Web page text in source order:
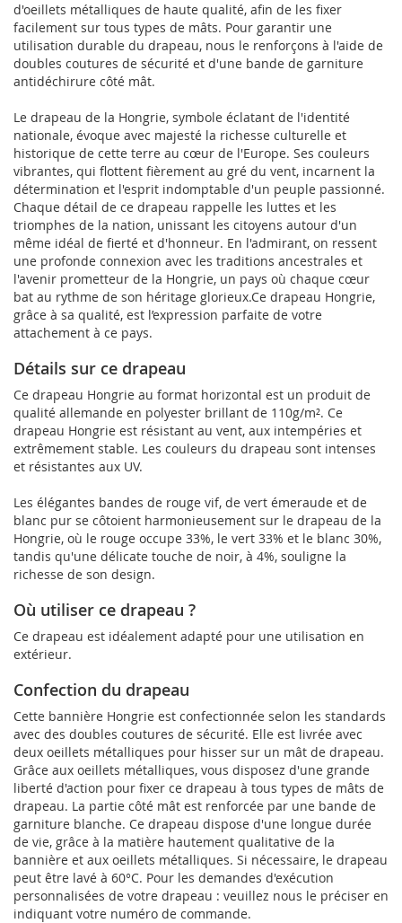
d'oeillets métalliques de haute qualité, afin de les fixer
facilement sur tous types de mâts. Pour garantir une
utilisation durable du drapeau, nous le renforçons à l'aide de
doubles coutures de sécurité et d'une bande de garniture
antidéchirure côté mât.
Le drapeau de la Hongrie, symbole éclatant de l'identité
nationale, évoque avec majesté la richesse culturelle et
historique de cette terre au cœur de l'Europe. Ses couleurs
vibrantes, qui flottent fièrement au gré du vent, incarnent la
détermination et l'esprit indomptable d'un peuple passionné.
Chaque détail de ce drapeau rappelle les luttes et les
triomphes de la nation, unissant les citoyens autour d'un
même idéal de fierté et d'honneur. En l'admirant, on ressent
une profonde connexion avec les traditions ancestrales et
l'avenir prometteur de la Hongrie, un pays où chaque cœur
bat au rythme de son héritage glorieux.Ce drapeau Hongrie,
grâce à sa qualité, est l’expression parfaite de votre
attachement à ce pays.
Détails sur ce drapeau
Ce drapeau Hongrie au format horizontal est un produit de
qualité allemande en polyester brillant de 110g/m². Ce
drapeau Hongrie est résistant au vent, aux intempéries et
extrêmement stable. Les couleurs du drapeau sont intenses
et résistantes aux UV.
Les élégantes bandes de rouge vif, de vert émeraude et de
blanc pur se côtoient harmonieusement sur le drapeau de la
Hongrie, où le rouge occupe 33%, le vert 33% et le blanc 30%,
tandis qu'une délicate touche de noir, à 4%, souligne la
richesse de son design.
Où utiliser ce drapeau ?
Ce drapeau est idéalement adapté pour une utilisation en
extérieur.
Confection du drapeau
Cette bannière Hongrie est confectionnée selon les standards
avec des doubles coutures de sécurité. Elle est livrée avec
deux oeillets métalliques pour hisser sur un mât de drapeau.
Grâce aux oeillets métalliques, vous disposez d'une grande
liberté d'action pour fixer ce drapeau à tous types de mâts de
drapeau. La partie côté mât est renforcée par une bande de
garniture blanche. Ce drapeau dispose d'une longue durée
de vie, grâce à la matière hautement qualitative de la
bannière et aux oeillets métalliques. Si nécessaire, le drapeau
peut être lavé à 60°C. Pour les demandes d'exécution
personnalisées de votre drapeau : veuillez nous le préciser en
indiquant votre numéro de commande.